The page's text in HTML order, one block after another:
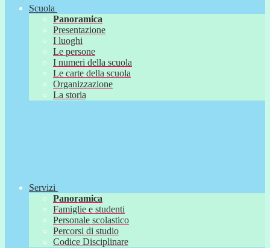
Scuola
Panoramica
Presentazione
I luoghi
Le persone
I numeri della scuola
Le carte della scuola
Organizzazione
La storia
Servizi
Panoramica
Famiglie e studenti
Personale scolastico
Percorsi di studio
Codice Disciplinare